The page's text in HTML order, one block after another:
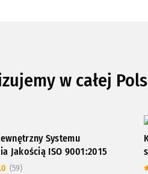
w całej
Systemu
Jakością ISO 9001:2015
(59)